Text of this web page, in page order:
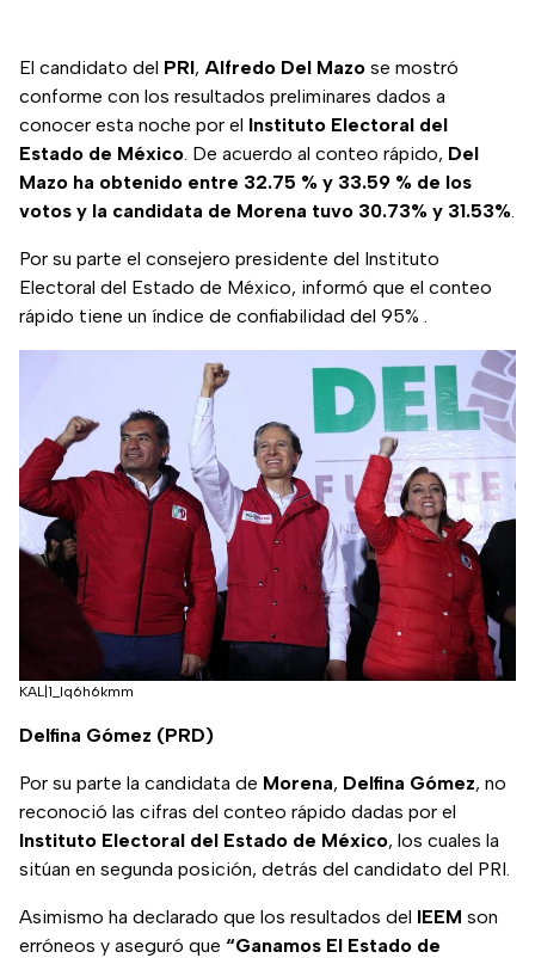
El candidato del PRI, Alfredo Del Mazo se mostró
conforme con los resultados preliminares dados a
conocer esta noche por el Instituto Electoral del
Estado de México. De acuerdo al conteo rápido, Del
Mazo ha obtenido entre 32.75 % y 33.59 % de los
votos y la candidata de Morena tuvo 30.73% y 31.53%.
Por su parte el consejero presidente del Instituto
Electoral del Estado de México, informó que el conteo
rápido tiene un índice de confiabilidad del 95% .
KAL|1_lq6h6kmm
Delfina Gómez (PRD)
Por su parte la candidata de Morena, Delfina Gómez, no
reconoció las cifras del conteo rápido dadas por el
Instituto Electoral del Estado de México, los cuales la
sitúan en segunda posición, detrás del candidato del PRI.
Asimismo ha declarado que los resultados del IEEM son
erróneos y aseguró que “Ganamos El Estado de